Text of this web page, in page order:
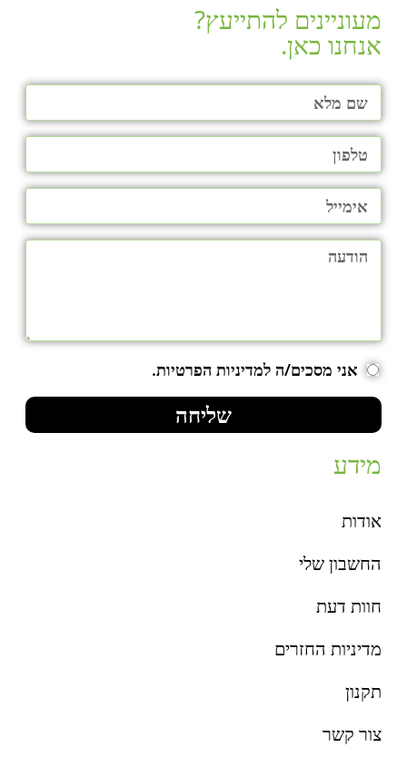
מעוניינים להתייעץ?
אנחנו כאן.​
אני מסכים/ה למדיניות הפרטיות.
שליחה
מידע
אודות
החשבון שלי
חוות דעת
מדיניות החזרים
תקנון
צור קשר